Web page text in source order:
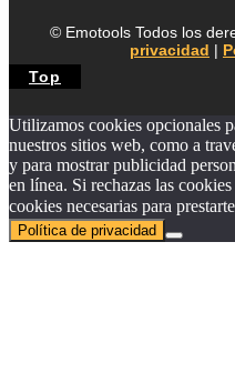
© Emotools Todos los
privacidad |
Top
Utilizamos cookies opcionales
nuestros sitios web, como a
y para mostrar publicidad
en línea. Si rechazas las
cookies necesarias para
Política de privacidad